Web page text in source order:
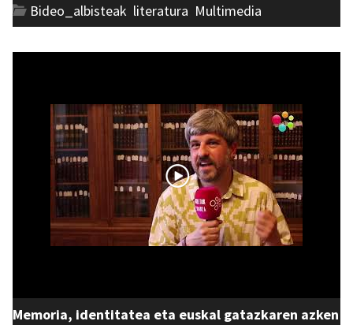
Bideo_albisteak literatura Multimedia
Memoria, identitatea eta euskal gatazkaren azken